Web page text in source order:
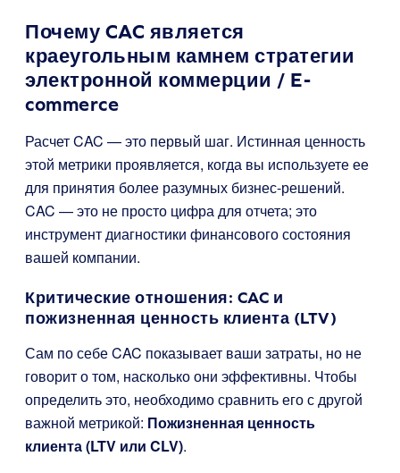
Почему CAC является
краеугольным камнем стратегии
электронной коммерции / E-
commerce
Расчет CAC — это первый шаг. Истинная ценность
этой метрики проявляется, когда вы используете ее
для принятия более разумных бизнес-решений.
CAC — это не просто цифра для отчета; это
инструмент диагностики финансового состояния
вашей компании.
Критические отношения: CAC и
пожизненная ценность клиента (LTV)
Сам по себе CAC показывает ваши затраты, но не
говорит о том, насколько они эффективны. Чтобы
определить это, необходимо сравнить его с другой
важной метрикой: Пожизненная ценность
клиента (LTV или CLV).